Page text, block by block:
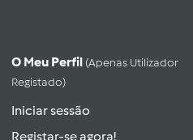
O Meu Perfil (apenas Utilizador
Registado)
Iniciar sessão
Registar-se agora!